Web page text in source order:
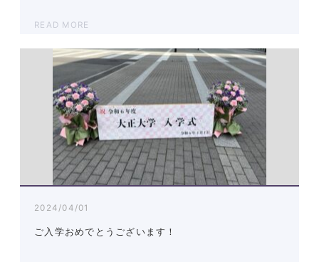
READ MORE
2024/04/01
ご入学おめでとうございます！